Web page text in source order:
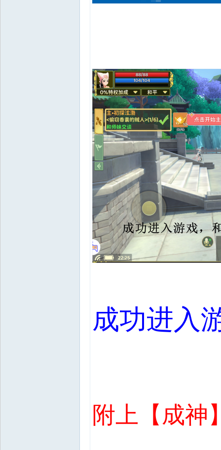
成功进入
附上【成神